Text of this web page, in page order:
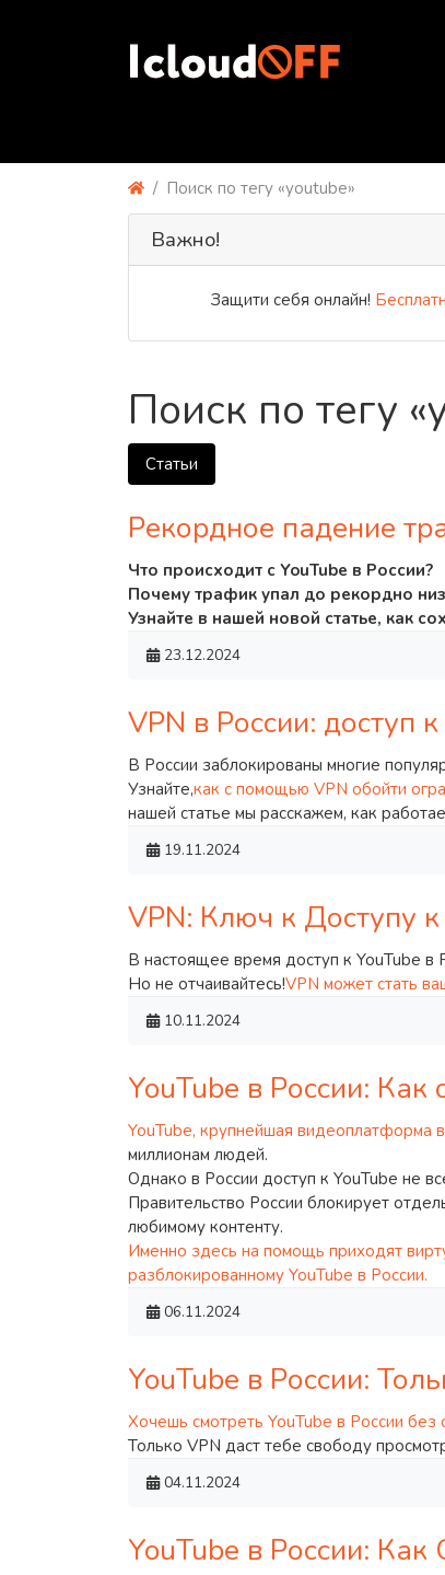
Поиск по тегу «youtube»
Важно!
Защити себя онлайн!Бесплатный
Поиск по тегу
Статьи
Рекордное падение
Что происходит с YouTube в России?
Почему трафик упал до рекордно
Узнайте в нашей новой статье, как
23.12.2024
VPN в России: доступ
В России заблокированы многие
Узнайте,как с помощью VPN обойти
нашей статье мы расскажем, как
19.11.2024
VPN: Ключ к Доступу к
В настоящее время доступ к YouTube в
Но не отчаивайтесь!VPN может стать
10.11.2024
YouTube в России:
YouTube, крупнейшая видеоплатформа
миллионам людей.
Однако в России доступ к YouTube не
Правительство России блокирует
любимому контенту.
Именно здесь на помощь приходят
разблокированному YouTube в России.
06.11.2024
YouTube в России:
Хочешь смотреть YouTube в России без
Только VPN даст тебе свободу
04.11.2024
YouTube в России: